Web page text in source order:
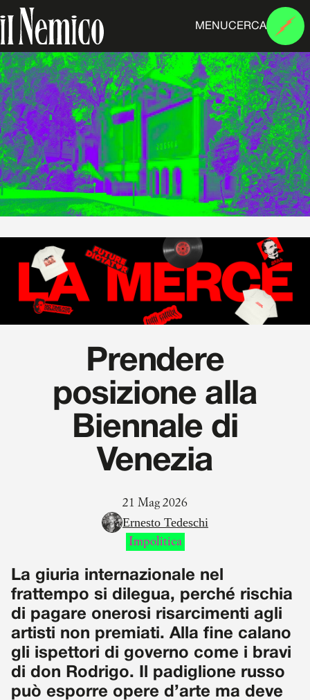
MENUCERCA
Prendere
posizione alla
Biennale di
Venezia
21 Mag 2026
Ernesto Tedeschi
Impolitica
La giuria internazionale nel
frattempo si dilegua, perché rischia
di pagare onerosi risarcimenti agli
artisti non premiati. Alla fine calano
gli ispettori di governo come i bravi
di don Rodrigo. Il padiglione russo
può esporre opere d’arte ma deve